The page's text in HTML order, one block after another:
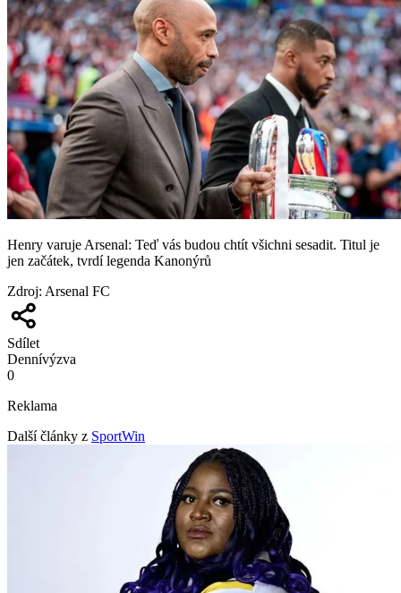
Henry varuje Arsenal: Teď vás budou chtít všichni sesadit. Titul je
jen začátek, tvrdí legenda Kanonýrů
Zdroj: Arsenal FC
Sdílet
Dennívýzva
0
Reklama
Další články z SportWin